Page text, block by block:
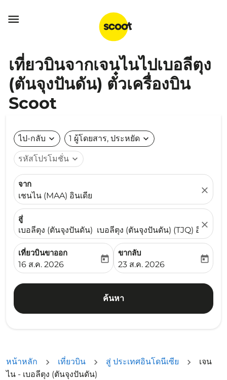

เที่ยวบินจากเจนไนไปเบอลีตุง
(ตันจุงปันดัน) ตั๋วเครื่องบิน
Scoot
ไป-กลับ expand_more 1 ผู้โดยสาร, ประหยัด expand_more
รหัสโปรโมชั่น expand_more
จาก
เชนไน (MAA) อินเดีย
close
สู่
เบอลีตุง (ตันจุงปันดัน) เบอลีตุง (ตันจุงปันดัน) (TJQ) อินโดนีเ
close
เที่ยวบินขาออก
fc-booking-departure-date-aria-label
16 ส.ค. 2026
today
ขากลับ
fc-booking-return-date-
23 ส.ค. 2026
today
ค้นหา
หน้าหลัก เที่ยวบิน สู่ ประเทศอินโดนีเซีย
เจน
ไน - เบอลีตุง (ตันจุงปันดัน)